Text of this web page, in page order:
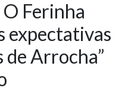
Ferinha
expectativas
de Arrocha”